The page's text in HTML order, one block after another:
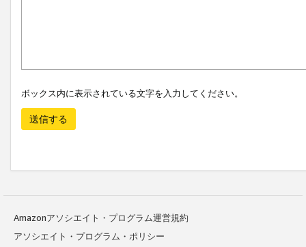
ボックス内に表示されている文字を入力してください。
送信する
Amazonアソシエイト・プログラム運営規約
アソシエイト・プログラム・ポリシー